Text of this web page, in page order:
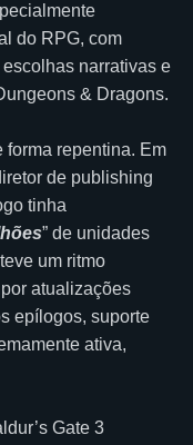
do RPG, com
narrativas e
& Dragons.
forma repentina. Em
de publishing
tinha
” de unidades
um ritmo
atualizações
epílogos, suporte
ativa,
Gate 3